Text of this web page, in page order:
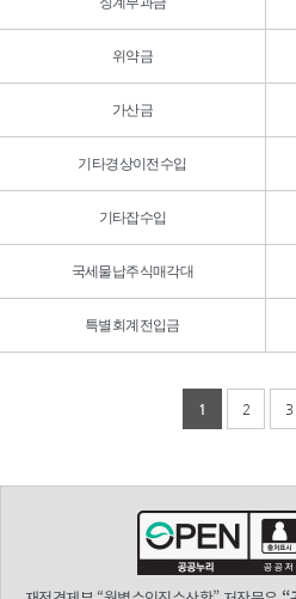
위약금
가산금
기타경상이전수입
기타잡수입
국세물납주식매각대
특별회계전입금
1 2 3